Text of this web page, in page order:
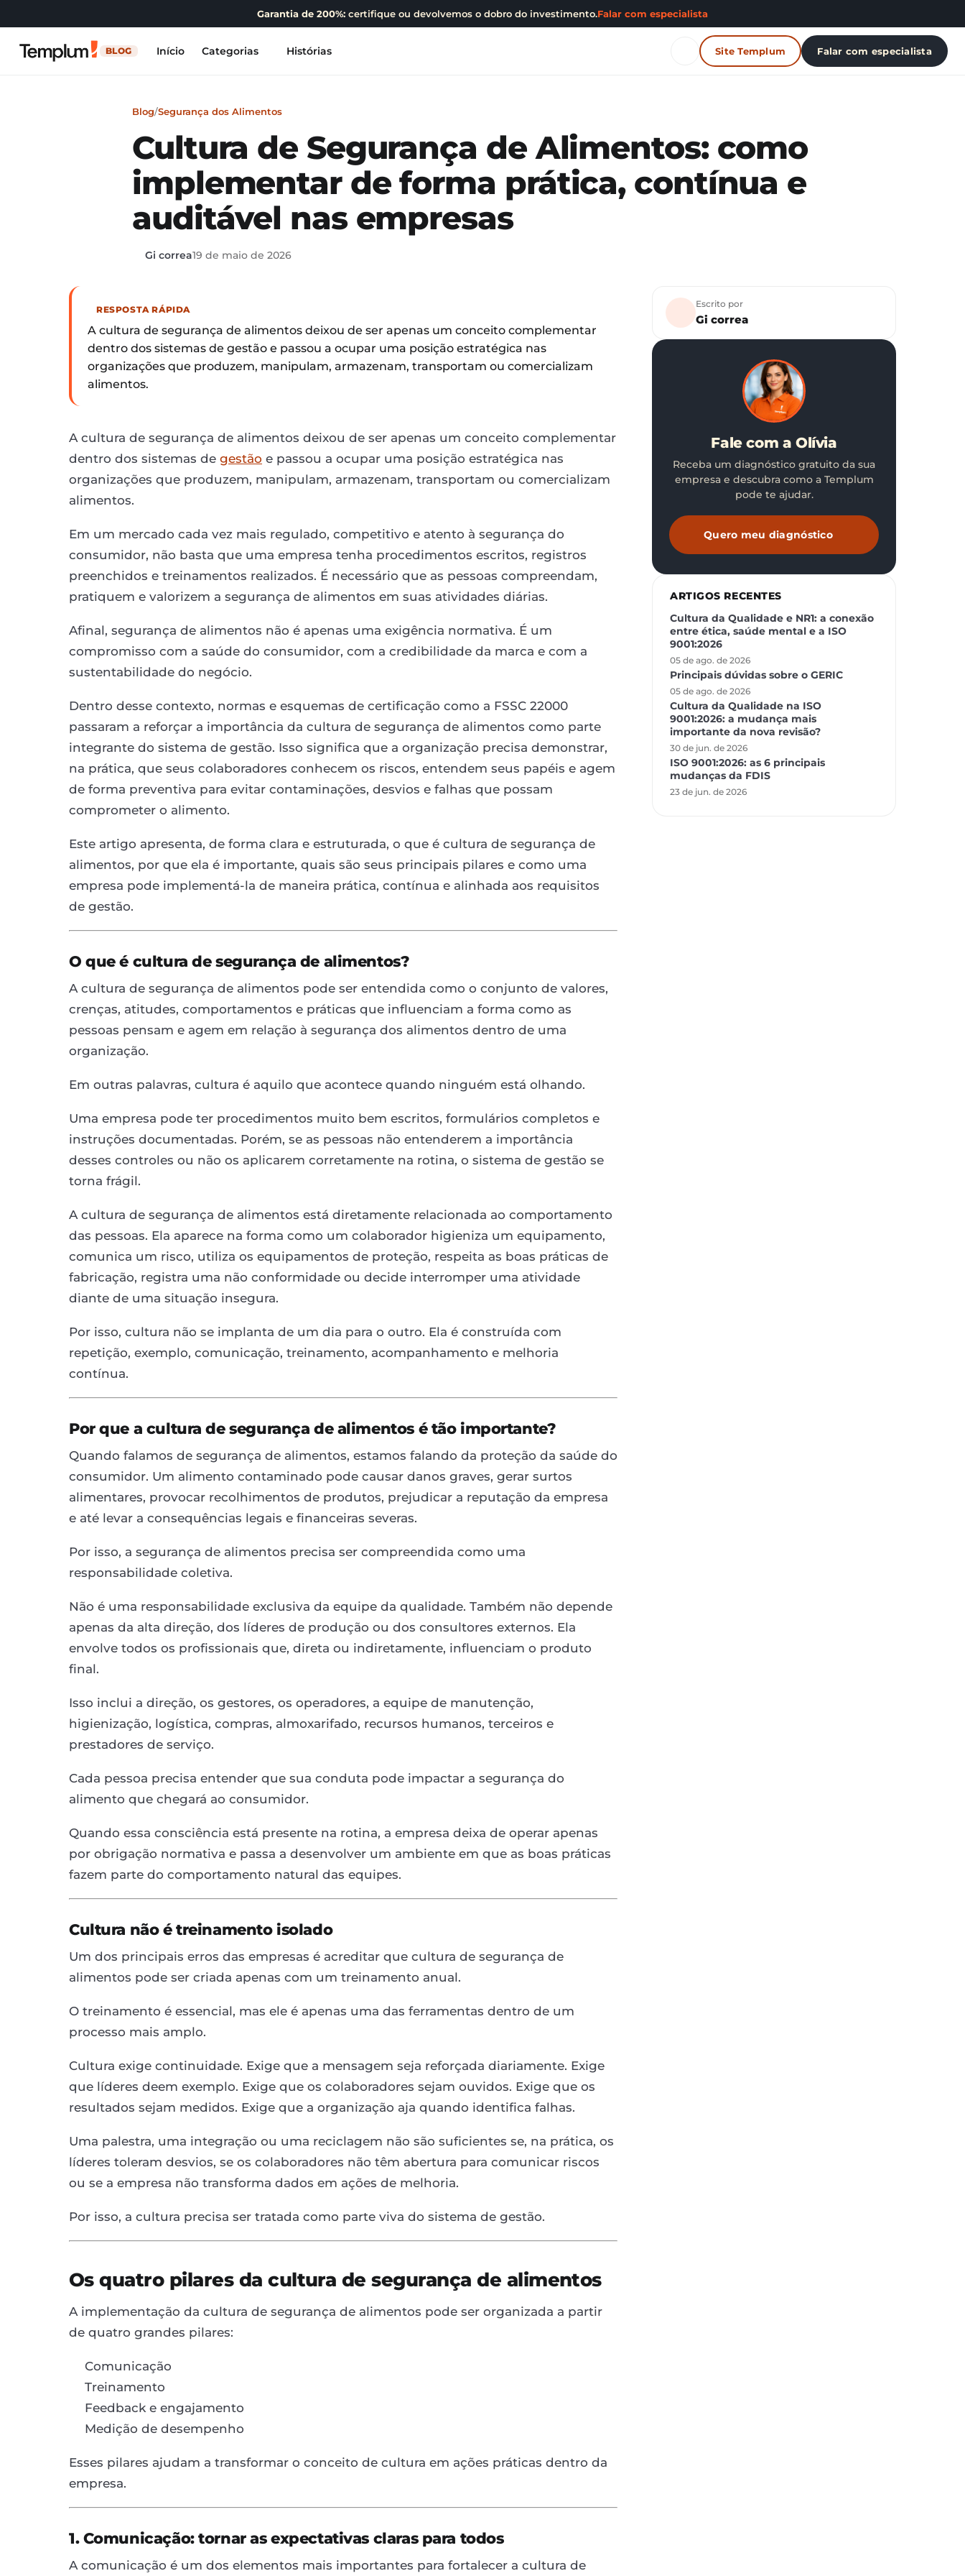
Garantia de 200%: certifique ou devolvemos o dobro do investimento.Falar com especialista
BLOG Início Categorias Histórias Site Templum Falar com especialista
Blog/Segurança dos Alimentos
Cultura de Segurança de Alimentos: como
implementar de forma prática, contínua e
auditável nas empresas
Gi correa19 de maio de 2026
RESPOSTA RÁPIDA
A cultura de segurança de alimentos deixou de ser apenas um conceito complementar
dentro dos sistemas de gestão e passou a ocupar uma posição estratégica nas
organizações que produzem, manipulam, armazenam, transportam ou comercializam
alimentos.
A cultura de segurança de alimentos deixou de ser apenas um conceito complementar
dentro dos sistemas de gestão e passou a ocupar uma posição estratégica nas
organizações que produzem, manipulam, armazenam, transportam ou comercializam
alimentos.
Em um mercado cada vez mais regulado, competitivo e atento à segurança do
consumidor, não basta que uma empresa tenha procedimentos escritos, registros
preenchidos e treinamentos realizados. É necessário que as pessoas compreendam,
pratiquem e valorizem a segurança de alimentos em suas atividades diárias.
Afinal, segurança de alimentos não é apenas uma exigência normativa. É um
compromisso com a saúde do consumidor, com a credibilidade da marca e com a
sustentabilidade do negócio.
Dentro desse contexto, normas e esquemas de certificação como a FSSC 22000
passaram a reforçar a importância da cultura de segurança de alimentos como parte
integrante do sistema de gestão. Isso significa que a organização precisa demonstrar,
na prática, que seus colaboradores conhecem os riscos, entendem seus papéis e agem
de forma preventiva para evitar contaminações, desvios e falhas que possam
comprometer o alimento.
Este artigo apresenta, de forma clara e estruturada, o que é cultura de segurança de
alimentos, por que ela é importante, quais são seus principais pilares e como uma
empresa pode implementá-la de maneira prática, contínua e alinhada aos requisitos
de gestão.
O que é cultura de segurança de alimentos?
A cultura de segurança de alimentos pode ser entendida como o conjunto de valores,
crenças, atitudes, comportamentos e práticas que influenciam a forma como as
pessoas pensam e agem em relação à segurança dos alimentos dentro de uma
organização.
Em outras palavras, cultura é aquilo que acontece quando ninguém está olhando.
Uma empresa pode ter procedimentos muito bem escritos, formulários completos e
instruções documentadas. Porém, se as pessoas não entenderem a importância
desses controles ou não os aplicarem corretamente na rotina, o sistema de gestão se
torna frágil.
A cultura de segurança de alimentos está diretamente relacionada ao comportamento
das pessoas. Ela aparece na forma como um colaborador higieniza um equipamento,
comunica um risco, utiliza os equipamentos de proteção, respeita as boas práticas de
fabricação, registra uma não conformidade ou decide interromper uma atividade
diante de uma situação insegura.
Por isso, cultura não se implanta de um dia para o outro. Ela é construída com
repetição, exemplo, comunicação, treinamento, acompanhamento e melhoria
contínua.
Por que a cultura de segurança de alimentos é tão importante?
Quando falamos de segurança de alimentos, estamos falando da proteção da saúde do
consumidor. Um alimento contaminado pode causar danos graves, gerar surtos
alimentares, provocar recolhimentos de produtos, prejudicar a reputação da empresa
e até levar a consequências legais e financeiras severas.
Por isso, a segurança de alimentos precisa ser compreendida como uma
responsabilidade coletiva.
Não é uma responsabilidade exclusiva da equipe da qualidade. Também não depende
apenas da alta direção, dos líderes de produção ou dos consultores externos. Ela
envolve todos os profissionais que, direta ou indiretamente, influenciam o produto
final.
Isso inclui a direção, os gestores, os operadores, a equipe de manutenção,
higienização, logística, compras, almoxarifado, recursos humanos, terceiros e
prestadores de serviço.
Cada pessoa precisa entender que sua conduta pode impactar a segurança do
alimento que chegará ao consumidor.
Quando essa consciência está presente na rotina, a empresa deixa de operar apenas
por obrigação normativa e passa a desenvolver um ambiente em que as boas práticas
fazem parte do comportamento natural das equipes.
Cultura não é treinamento isolado
Um dos principais erros das empresas é acreditar que cultura de segurança de
alimentos pode ser criada apenas com um treinamento anual.
O treinamento é essencial, mas ele é apenas uma das ferramentas dentro de um
processo mais amplo.
Cultura exige continuidade. Exige que a mensagem seja reforçada diariamente. Exige
que líderes deem exemplo. Exige que os colaboradores sejam ouvidos. Exige que os
resultados sejam medidos. Exige que a organização aja quando identifica falhas.
Uma palestra, uma integração ou uma reciclagem não são suficientes se, na prática, os
líderes toleram desvios, se os colaboradores não têm abertura para comunicar riscos
ou se a empresa não transforma dados em ações de melhoria.
Por isso, a cultura precisa ser tratada como parte viva do sistema de gestão.
Os quatro pilares da cultura de segurança de alimentos
A implementação da cultura de segurança de alimentos pode ser organizada a partir
de quatro grandes pilares:
Comunicação
Treinamento
Feedback e engajamento
Medição de desempenho
Esses pilares ajudam a transformar o conceito de cultura em ações práticas dentro da
empresa.
1. Comunicação: tornar as expectativas claras para todos
A comunicação é um dos elementos mais importantes para fortalecer a cultura de
Escrito por
Gi correa
Fale com a Olívia
Receba um diagnóstico gratuito da sua
empresa e descubra como a Templum
pode te ajudar.
Quero meu diagnóstico
ARTIGOS RECENTES
Cultura da Qualidade e NR1: a conexão
entre ética, saúde mental e a ISO
9001:2026
05 de ago. de 2026
Principais dúvidas sobre o GERIC
05 de ago. de 2026
Cultura da Qualidade na ISO
9001:2026: a mudança mais
importante da nova revisão?
30 de jun. de 2026
ISO 9001:2026: as 6 principais
mudanças da FDIS
23 de jun. de 2026